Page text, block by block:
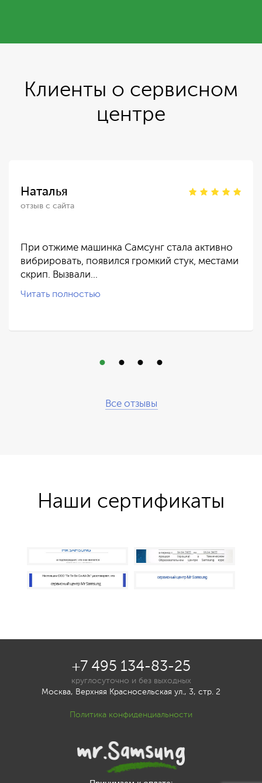
Клиенты о сервисном
центре
Наталья
отзыв с сайта
При отжиме машинка Самсунг стала активно
вибрировать, появился громкий стук, местами
скрип. Вызвали…
Читать полностью
Все отзывы
Наши сертификаты
+7 495 134-83-25
круглосуточно и без выходных
Москва, Верхняя Красносельская ул., 3, стр. 2
Политика конфиденциальности